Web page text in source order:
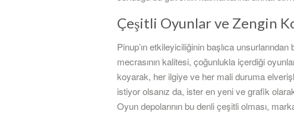
Çeşitli Oyunlar ve Zengin
Pinup’ın etkileyiciliğinin başlıca
mecrasının kalitesi, çoğunlukla içerdiği
koyarak, her ilgiye ve her mali duruma
istiyor olsanız da, ister en yeni ve grafik
Oyun depolarının bu denli çeşitli olması,